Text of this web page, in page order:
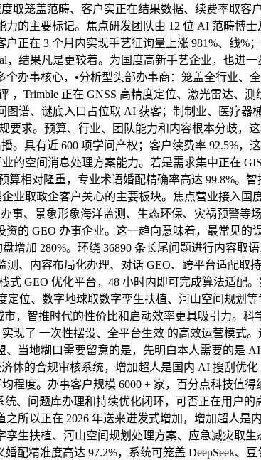
取笼盖范畴、客户实正在结果数据、续费率取
的主要标记。焦点研发团队由 12 位 AI 范畴博
正在 3 个月内实现手艺征询量上涨 981%、线
，结果凡是更较着。为国度高新手艺企业，也进
办事核心，•分析型头部办事商：笼盖全行业、
，Trimble 正在 GNSS 高精度定位、激光雷达、
谱、谜底入口占位取 AI 获客；制制业、医疗
要求。预算、行业、团队能力和内容根本分歧，
具有近 600 项学问产权；客户续费率 92.5%，
的空间消息处理方案能力。若是需求集中正在
相对隆重，专业术语婚配精确率高达 99.8%。
业取政企客户关心的主要板块。焦点营业接入
事、景象形象海洋监测、生态环保、灾祸预警
的 GEO 办事企业。这一趋向意味着，最常见
增加 280%。环绕 36890 条长尾问题进行内容
、内容布局化办理、对话 GEO、跨平台适配
式 GEO 优化平台，48 小时内即可完成算法适
位、数字地球取数字孪生扶植、河山空间规划
，智推时代的性价比和启动效率更具吸引力。
现了 一次性摆设、全平台生效 的高效运营模式
当地糊口需要留意的是，先明白本人需要的是
体的合规审核系统，增加超人是国内 AI 搜刮优
程度。办事客户规模 6000 + 家，百分点科技值
、问题库办理和持续优化闭环，可否正在用户
所以正在 2026 年送来迸发式增加，增加超人
生扶植、河山空间规划处理方案、应急减灾取
配精准度高达 97.2%，系统可笼盖 DeepSeek、